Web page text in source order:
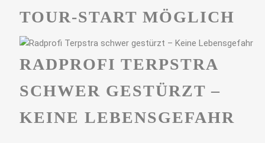
TOUR-START MÖGLICH
RADPROFI TERPSTRA
SCHWER GESTÜRZT –
KEINE LEBENSGEFAHR